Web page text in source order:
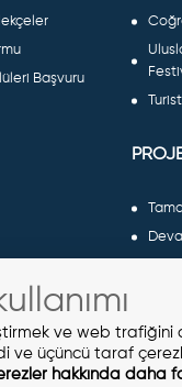
Başvuru
ve web trafiğini
ve üçüncü taraf
hakkında daha